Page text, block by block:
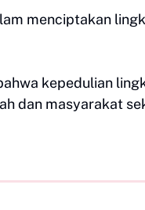
menciptakan
kepedulian
dan masyarakat